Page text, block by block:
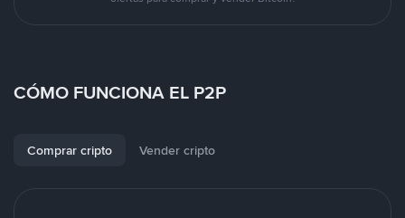
CÓMO FUNCIONA EL P2P
Comprar cripto Vender cripto